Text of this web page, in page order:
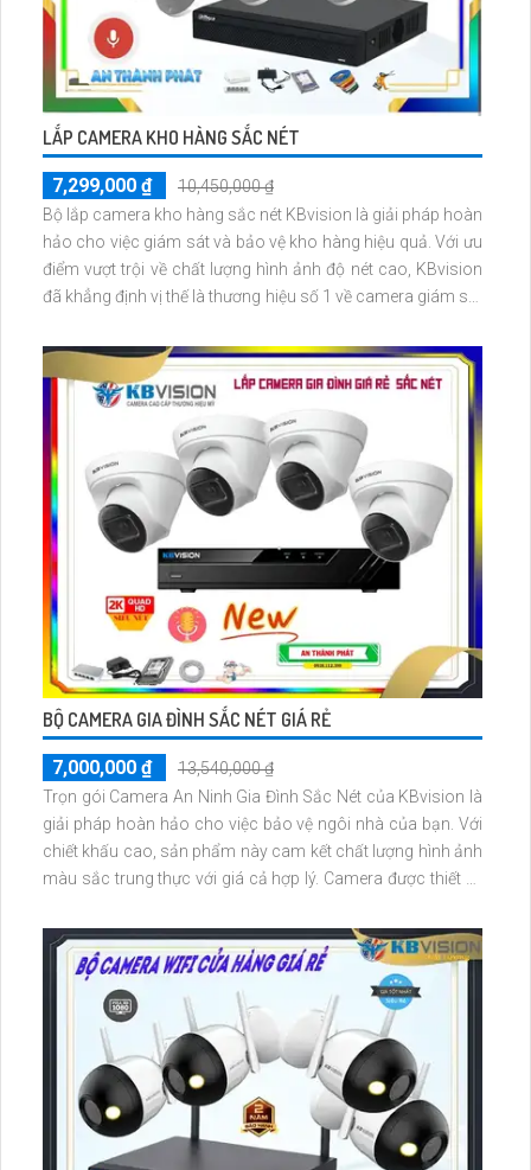
LẮP CAMERA KHO HÀNG SẮC NÉT
7,299,000 ₫
10,450,000 ₫
Bộ lắp camera kho hàng sắc nét KBvision là giải pháp hoàn
hảo cho việc giám sát và bảo vệ kho hàng hiệu quả. Với ưu
điểm vượt trội về chất lượng hình ảnh độ nét cao, KBvision
đã khẳng định vị thế là thương hiệu số 1 về camera giám sát
lượng cao, hỗ trợ thu âm, cho phép quan sát mọi góc độ
một cách chi tiết
BỘ CAMERA GIA ĐÌNH SẮC NÉT GIÁ RẺ
7,000,000 ₫
13,540,000 ₫
Trọn gói Camera An Ninh Gia Đình Sắc Nét của KBvision là
giải pháp hoàn hảo cho việc bảo vệ ngôi nhà của bạn. Với
chiết khấu cao, sản phẩm này cam kết chất lượng hình ảnh
màu sắc trung thực với giá cả hợp lý. Camera được thiết kế
yêu cầu về sự sắc nét và rõ ràng